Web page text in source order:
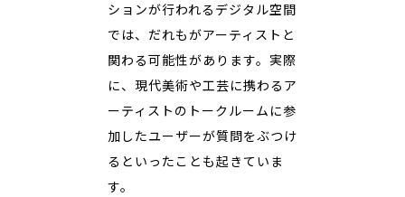
ションが行われるデジタル空間
では、だれもがアーティストと
関わる可能性があります。実際
に、現代美術や工芸に携わるア
ーティストのトークルームに参
加したユーザーが質問をぶつけ
るといったことも起きていま
す。